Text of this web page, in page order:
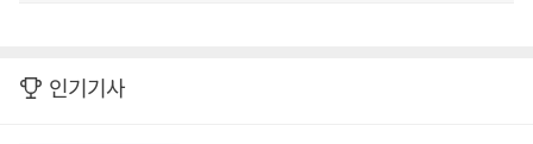
인기기사